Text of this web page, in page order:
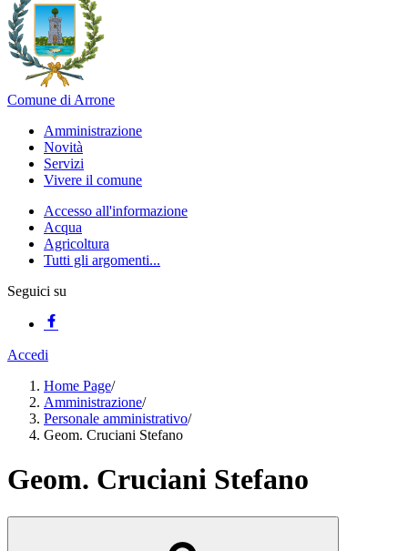
Comune di Arrone
Amministrazione
Novità
Servizi
Vivere il comune
Accesso all'informazione
Acqua
Agricoltura
Tutti gli argomenti...
Seguici su
Accedi
Home Page/
Amministrazione/
Personale amministrativo/
Geom. Cruciani Stefano
Geom. Cruciani Stefano